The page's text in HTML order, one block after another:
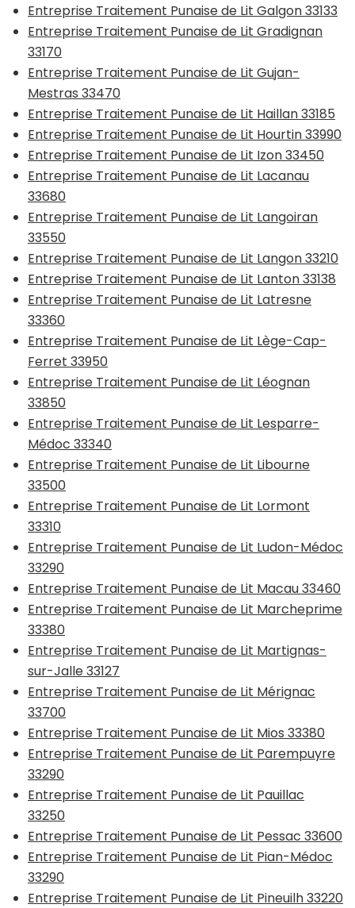
Entreprise Traitement Punaise de Lit Galgon 33133
Entreprise Traitement Punaise de Lit Gradignan
33170
Entreprise Traitement Punaise de Lit Gujan-
Mestras 33470
Entreprise Traitement Punaise de Lit Haillan 33185
Entreprise Traitement Punaise de Lit Hourtin 33990
Entreprise Traitement Punaise de Lit Izon 33450
Entreprise Traitement Punaise de Lit Lacanau
33680
Entreprise Traitement Punaise de Lit Langoiran
33550
Entreprise Traitement Punaise de Lit Langon 33210
Entreprise Traitement Punaise de Lit Lanton 33138
Entreprise Traitement Punaise de Lit Latresne
33360
Entreprise Traitement Punaise de Lit Lège-Cap-
Ferret 33950
Entreprise Traitement Punaise de Lit Léognan
33850
Entreprise Traitement Punaise de Lit Lesparre-
Médoc 33340
Entreprise Traitement Punaise de Lit Libourne
33500
Entreprise Traitement Punaise de Lit Lormont
33310
Entreprise Traitement Punaise de Lit Ludon-Médoc
33290
Entreprise Traitement Punaise de Lit Macau 33460
Entreprise Traitement Punaise de Lit Marcheprime
33380
Entreprise Traitement Punaise de Lit Martignas-
sur-Jalle 33127
Entreprise Traitement Punaise de Lit Mérignac
33700
Entreprise Traitement Punaise de Lit Mios 33380
Entreprise Traitement Punaise de Lit Parempuyre
33290
Entreprise Traitement Punaise de Lit Pauillac
33250
Entreprise Traitement Punaise de Lit Pessac 33600
Entreprise Traitement Punaise de Lit Pian-Médoc
33290
Entreprise Traitement Punaise de Lit Pineuilh 33220